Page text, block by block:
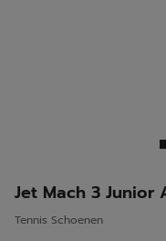
Jet Mach 3 Junior
Tennis Schoenen